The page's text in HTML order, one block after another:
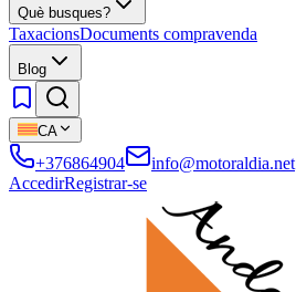
Què busques?
TaxacionsDocuments compravenda
Blog
CA
+376864904
info@motoraldia.net
AccedirRegistrar-se